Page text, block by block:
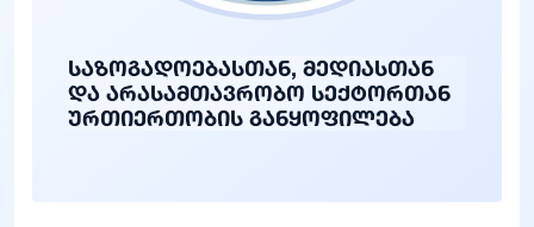
საზოგადოებასთან, მედიასთან
და არასამთავრობო სექტორთან
ურთიერთობის განყოფილება